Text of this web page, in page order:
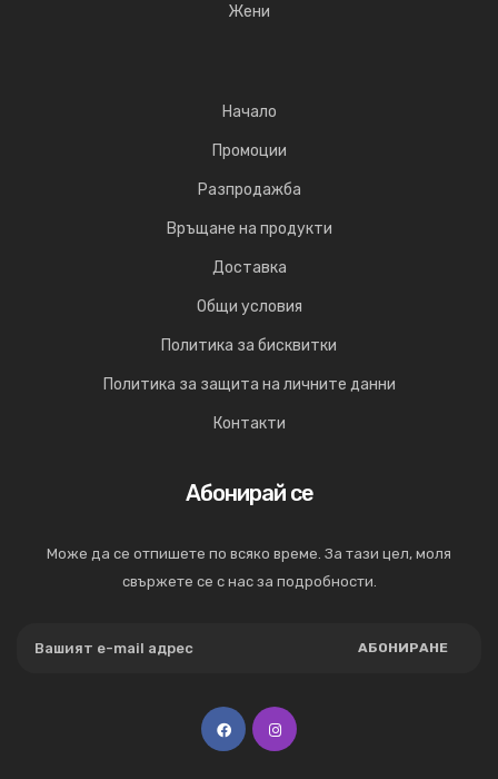
Жени
Начало
Промоции
Разпродажба
Връщане на продукти
Доставка
Общи условия
Политика за бисквитки
Политика за защита на личните данни
Контакти
Абонирай се
Може да се отпишете по всяко време. За тази цел, моля
свържете се с нас за подробности.
АБОНИРАНЕ